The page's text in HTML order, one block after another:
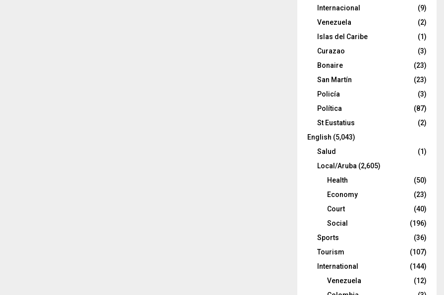
Internacional
(9)
Venezuela
(2)
Islas del Caribe
(1)
Curazao
(3)
Bonaire
(23)
San Martín
(23)
Policía
(3)
Política
(87)
St Eustatius
(2)
English (5,043)
Salud
(1)
Local/Aruba (2,605)
Health
(50)
Economy
(23)
Court
(40)
Social
(196)
Sports
(36)
Tourism
(107)
International
(144)
Venezuela
(12)